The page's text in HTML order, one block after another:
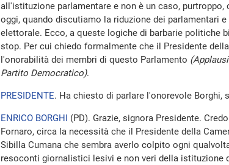
all'istituzione parlamentare e non è un caso,
oggi, quando discutiamo la riduzione dei parlamentari
elettorale. Ecco, a queste logiche di barbarie politiche
stop. Per cui chiedo formalmente che il Presidente
l'onorabilità dei membri di questo Parlamento
Partito Democratico).
PRESIDENTE. Ha chiesto di parlare l'onorevole
ENRICO BORGHI (PD). Grazie, signora Presidente.
Fornaro, circa la necessità che il Presidente della
Sibilla Cumana che sembra averlo colpito ogni
resoconti giornalistici lesivi e non veri della istituzione